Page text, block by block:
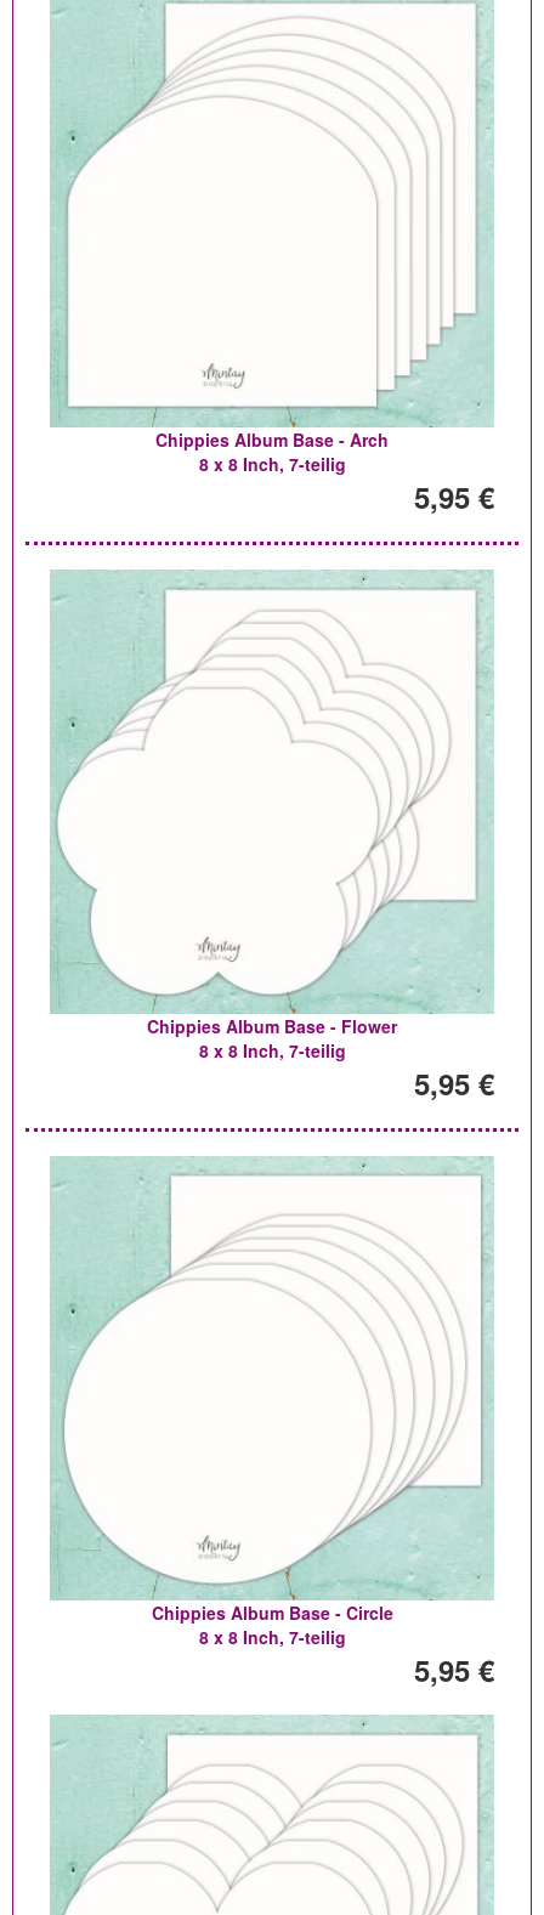
Chippies Album Base - Arch
8 x 8 Inch, 7-teilig
5,95 €
Chippies Album Base - Flower
8 x 8 Inch, 7-teilig
5,95 €
Chippies Album Base - Circle
8 x 8 Inch, 7-teilig
5,95 €